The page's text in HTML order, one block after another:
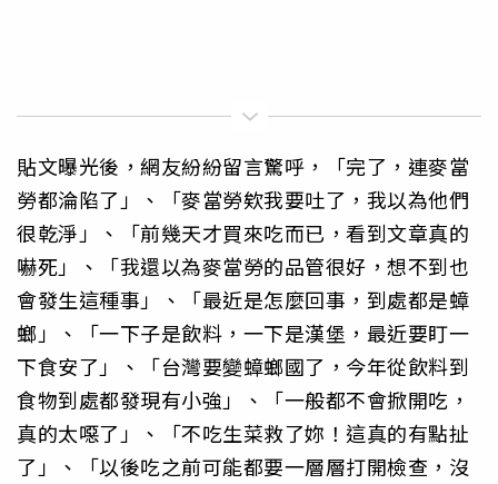
貼文曝光後，網友紛紛留言驚呼，「完了，連麥當
勞都淪陷了」、「麥當勞欸我要吐了，我以為他們
很乾淨」、「前幾天才買來吃而已，看到文章真的
嚇死」、「我還以為麥當勞的品管很好，想不到也
會發生這種事」、「最近是怎麼回事，到處都是蟑
螂」、「一下子是飲料，一下是漢堡，最近要盯一
下食安了」、「台灣要變蟑螂國了，今年從飲料到
食物到處都發現有小強」、「一般都不會掀開吃，
真的太噁了」、「不吃生菜救了妳！這真的有點扯
了」、「以後吃之前可能都要一層層打開檢查，沒